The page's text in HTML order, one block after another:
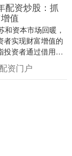
配资炒股：抓
值
和资本市场回暖，
者实现财富增值的
投资者通过借用资
收益。 * **配债
配资门户